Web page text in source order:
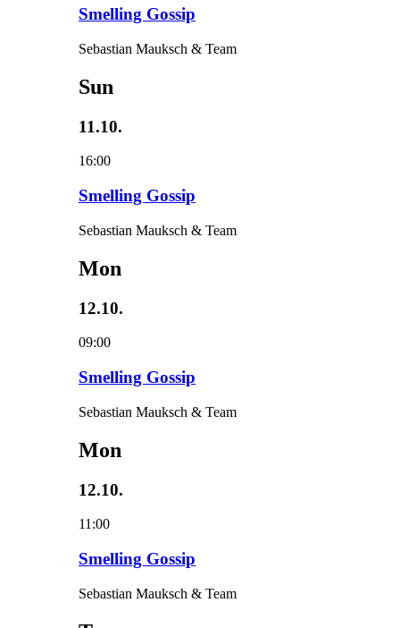
Smelling Gossip
Sebastian Mauksch & Team
Sun
11.10.
16:00
Smelling Gossip
Sebastian Mauksch & Team
Mon
12.10.
09:00
Smelling Gossip
Sebastian Mauksch & Team
Mon
12.10.
11:00
Smelling Gossip
Sebastian Mauksch & Team